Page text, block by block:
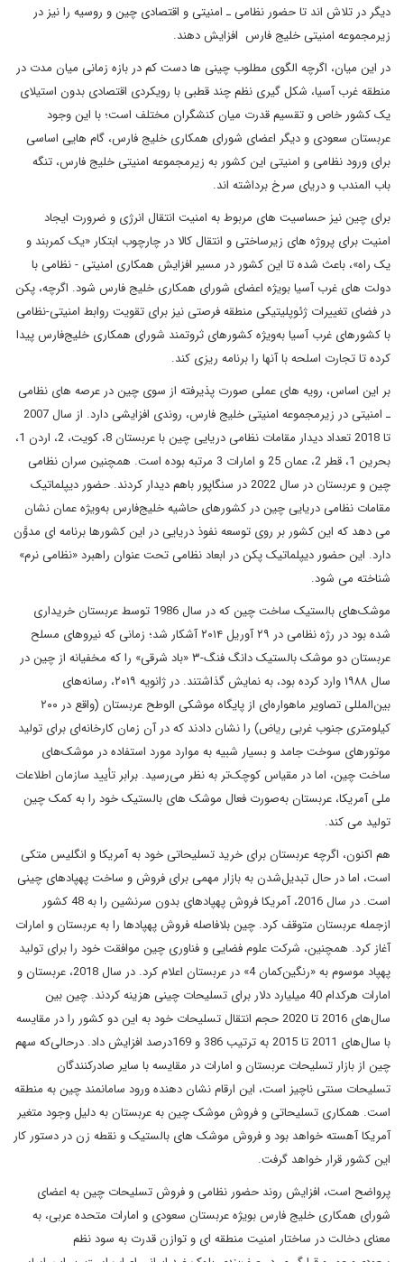
دیگر در تلاش اند تا حضور نظامی ـ امنیتی و اقتصادی چین و روسیه را نیز در
زیرمجموعه امنیتی خلیج فارس افزایش دهند.
در این میان، اگرچه الگوی مطلوب چینی ها دست کم در بازه زمانی میان مدت در
منطقه غرب آسیا، شکل گیری نظم چند قطبی با رویکردی اقتصادی بدون استیلای
یک کشور خاص و تقسیم قدرت میان کنشگران مختلف است؛ با این وجود
عربستان سعودی و دیگر اعضای شورای همکاری خلیج فارس، گام هایی اساسی
برای ورود نظامی و امنیتی این کشور به زیرمجموعه امنیتی خلیج فارس، تنگه
باب المندب و دریای سرخ برداشته اند.
برای چین نیز حساسیت های مربوط به امنیت انتقال انرژی و ضرورت ایجاد
امنیت برای پروژه های زیرساختی و انتقال کالا در چارچوب ابتکار «یک کمربند و
یک راه»، باعث شده تا این کشور در مسیر افزایش همکاری امنیتی - نظامی با
دولت های غرب آسیا بویژه اعضای شورای همکاری خلیج فارس شود. اگرچه، پکن
در فضای تغییرات ژئوپلیتیکی منطقه فرصتی نیز برای تقویت روابط امنیتی-نظامی
با کشورهای غرب آسیا به‌ویژه کشورهای ثروتمند شورای همکاری خلیج‌فارس پیدا
کرده تا تجارت اسلحه با آنها را برنامه ریزی کند.
بر این اساس، رویه های عملی صورت پذیرفته از سوی چین در عرصه های نظامی
ـ امنیتی در زیرمجموعه امنیتی خلیج فارس، روندی افزایشی دارد. از سال 2007
تا 2018 تعداد دیدار مقامات نظامی دریایی چین با عربستان 8، کویت، 2، اردن 1،
بحرین 1، قطر 2، عمان 25 و امارات 3 مرتبه بوده است. همچنین سران نظامی
چین و عربستان در سال 2022 در سنگاپور باهم دیدار کردند. حضور دیپلماتیک
مقامات نظامی دریایی چین در کشورهای حاشیه خلیج‌فارس به‌ویژه عمان نشان
می دهد که این کشور بر روی توسعه نفوذ دریایی در این کشورها برنامه ای مدوَّن
دارد. این حضور دیپلماتیک پکن در ابعاد نظامی تحت عنوان راهبرد «نظامی نرم»
شناخته می شود.
موشک‌های بالستیک ساخت چین که در سال 1986 توسط عربستان خریداری
شده بود در رژه نظامی در ۲۹ آوریل ۲۰۱۴ آشکار شد؛ زمانی که نیروهای مسلح
عربستان دو موشک بالستیک دانگ فنگ-۳ «باد شرقی» را که مخفیانه از چین در
سال ۱۹۸۸ وارد کرده بود، به نمایش گذاشتند. در ژانویه ۲۰۱۹، رسانه‌های
بین‌المللی تصاویر ماهواره‌ای از پایگاه موشکی الوطح عربستان (واقع در ۲۰۰
کیلومتری جنوب غربی ریاض) را نشان دادند که در آن زمان کارخانه‌ای برای تولید
موتورهای سوخت جامد و بسیار شبیه به موارد مورد استفاده در موشک‌های
ساخت چین، اما در مقیاس کوچک‌تر به نظر می‌رسید. برابر تأیید سازمان اطلاعات
ملی آمریکا، عربستان به‌صورت فعال موشک های بالستیک خود را به کمک چین
تولید می کند.
هم اکنون، اگرچه عربستان برای خرید تسلیحاتی خود به آمریکا و انگلیس متکی
است، اما در حال تبدیل‌شدن به بازار مهمی برای فروش و ساخت پهپادهای چینی
است. در سال 2016، آمریکا فروش پهپادهای بدون سرنشین را به 48 کشور
ازجمله عربستان متوقف کرد. چین بلافاصله فروش پهپادها را به عربستان و امارات
آغاز کرد. همچنین، شرکت علوم فضایی و فناوری چین موافقت خود را برای تولید
پهپاد موسوم به «رنگین‌کمان 4» در عربستان اعلام کرد. در سال 2018، عربستان و
امارات هرکدام 40 میلیارد دلار برای تسلیحات چینی هزینه کردند. چین بین
سال‌های 2016 تا 2020 حجم انتقال تسلیحات خود به این دو کشور را در مقایسه
با سال‌های 2011 تا 2015 به ترتیب 386 و 169درصد افزایش داد. درحالی‌که سهم
چین از بازار تسلیحات عربستان و امارات در مقایسه با سایر صادرکنندگان
تسلیحات سنتی ناچیز است، این ارقام نشان دهنده ورود سامانمند چین به منطقه
است. همکاری تسلیحاتی و فروش موشک چین به عربستان به دلیل وجود متغیر
آمریکا آهسته خواهد بود و فروش موشک های بالستیک و نقطه زن در دستور کار
این کشور قرار خواهد گرفت.
پرواضح است، افزایش روند حضور نظامی و فروش تسلیحات چین به اعضای
شورای همکاری خلیج فارس بویژه عربستان سعودی و امارات متحده عربی، به
معنای دخالت در ساختار امنیت منطقه ای و توازن قدرت به سود نظم